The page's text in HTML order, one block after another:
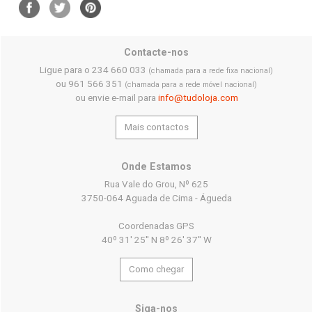
Contacte-nos
Ligue para o 234 660 033 (chamada para a rede fixa nacional)
ou 961 566 351 (chamada para a rede móvel nacional)
ou envie e-mail para info@tudoloja.com
Mais contactos
Onde Estamos
Rua Vale do Grou, Nº 625
3750-064 Aguada de Cima - Águeda
Coordenadas GPS
40º 31' 25'' N 8º 26' 37'' W
Como chegar
Siga-nos